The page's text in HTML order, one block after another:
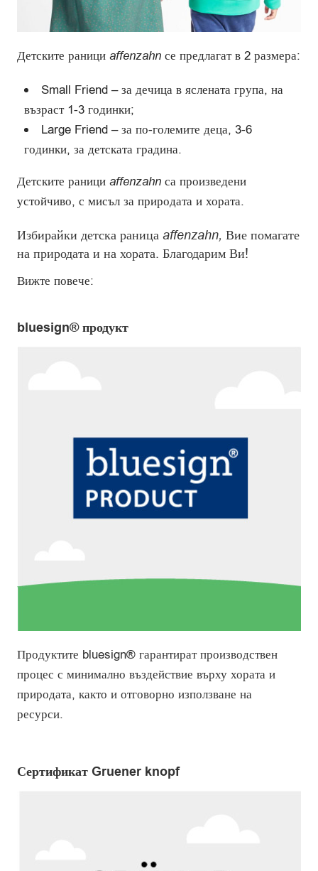
Детските ранициaffenzahn се предлагат в 2 размера:
Small Friend – за дечица в яслената група, на
възраст 1-3 годинки;
Large Friend – за по-големите деца, 3-6
годинки, за детската градина.
Детските ранициaffenzahn са произведени
устойчиво, с мисъл за природата и хората.
Избирайки детска раницаaffenzahn,Вие помагате
на природата и на хората. Благодарим Ви!
Вижте повече:
bluesign® продукт
Продуктите bluesign® гарантират производствен
процес с минимално въздействие върху хората и
природата, както и отговорно използване на
ресурси.
Сертификат Gruener knopf